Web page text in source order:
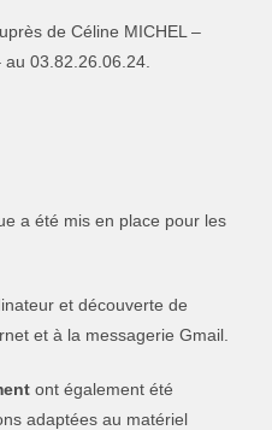
de Céline MICHEL –
03.82.26.06.24.
a été mis en place pour les
et découverte de
et à la messagerie Gmail.
ont également été
adaptées au matériel